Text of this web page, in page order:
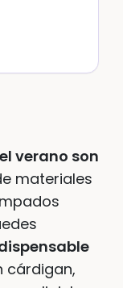
verano son
materiales
cárdigan,